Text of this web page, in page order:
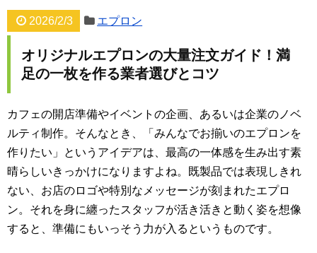
2026/2/3 エプロン
オリジナルエプロンの大量注文ガイド！満
足の一枚を作る業者選びとコツ
カフェの開店準備やイベントの企画、あるいは企業のノベ
ルティ制作。そんなとき、「みんなでお揃いのエプロンを
作りたい」というアイデアは、最高の一体感を生み出す素
晴らしいきっかけになりますよね。既製品では表現しきれ
ない、お店のロゴや特別なメッセージが刻まれたエプロ
ン。それを身に纏ったスタッフが活き活きと動く姿を想像
すると、準備にもいっそう力が入るというものです。